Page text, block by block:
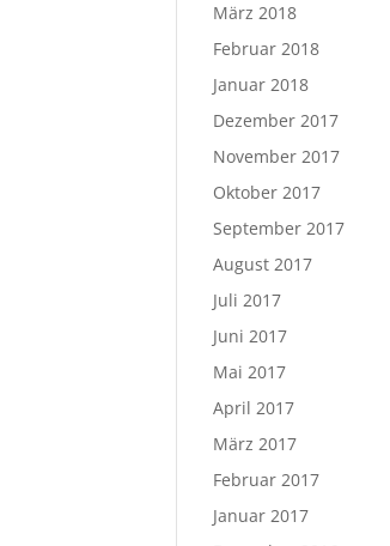
März 2018
Februar 2018
Januar 2018
Dezember 2017
November 2017
Oktober 2017
September 2017
August 2017
Juli 2017
Juni 2017
Mai 2017
April 2017
März 2017
Februar 2017
Januar 2017